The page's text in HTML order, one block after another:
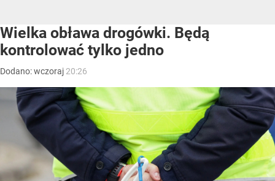
Wielka obława drogówki. Będą
kontrolować tylko jedno
Dodano:wczoraj 20:26